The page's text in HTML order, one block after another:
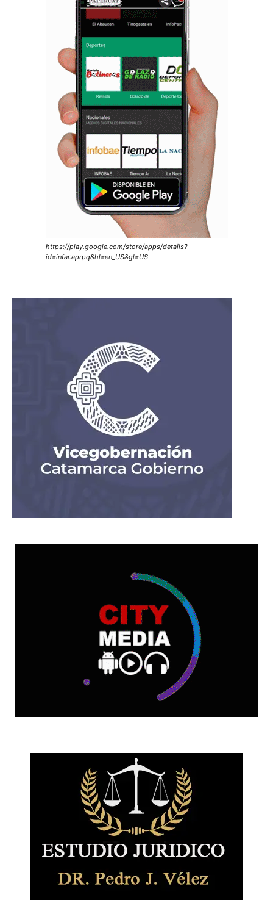
https://play.google.com/store/apps/details?
id=infar.aprpq&hl=en_US&gl=US